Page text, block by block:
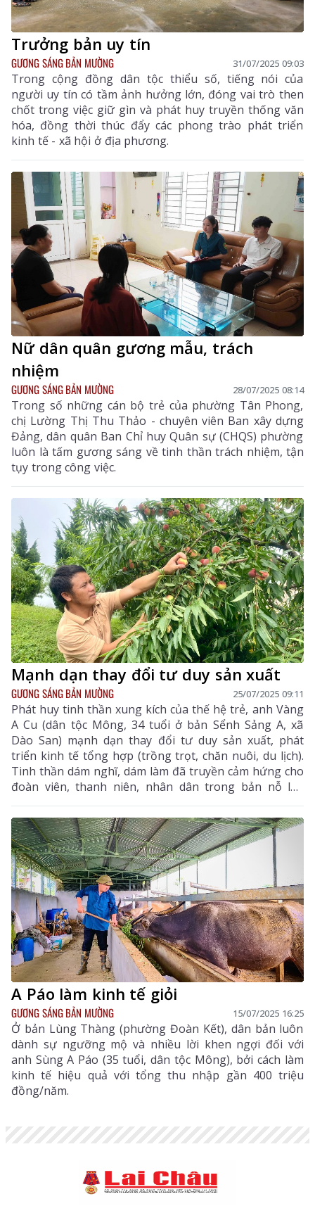
Trưởng bản uy tín
GƯƠNG SÁNG BẢN MƯỜNG 31/07/2025 09:03
Trong cộng đồng dân tộc thiểu số, tiếng nói của
người uy tín có tầm ảnh hưởng lớn, đóng vai trò then
chốt trong việc giữ gìn và phát huy truyền thống văn
hóa, đồng thời thúc đẩy các phong trào phát triển
kinh tế - xã hội ở địa phương.
Nữ dân quân gương mẫu, trách
nhiệm
GƯƠNG SÁNG BẢN MƯỜNG 28/07/2025 08:14
Trong số những cán bộ trẻ của phường Tân Phong,
chị Lường Thị Thu Thảo - chuyên viên Ban xây dựng
Đảng, dân quân Ban Chỉ huy Quân sự (CHQS) phường
luôn là tấm gương sáng về tinh thần trách nhiệm, tận
tụy trong công việc.
Mạnh dạn thay đổi tư duy sản xuất
GƯƠNG SÁNG BẢN MƯỜNG 25/07/2025 09:11
Phát huy tinh thần xung kích của thế hệ trẻ, anh Vàng
A Cu (dân tộc Mông, 34 tuổi ở bản Sểnh Sảng A, xã
Dào San) mạnh dạn thay đổi tư duy sản xuất, phát
triển kinh tế tổng hợp (trồng trọt, chăn nuôi, du lịch).
Tinh thần dám nghĩ, dám làm đã truyền cảm hứng cho
đoàn viên, thanh niên, nhân dân trong bản nỗ lực
vượt khó vươn lên.
A Páo làm kinh tế giỏi
GƯƠNG SÁNG BẢN MƯỜNG 15/07/2025 16:25
Ở bản Lùng Thàng (phường Đoàn Kết), dân bản luôn
dành sự ngưỡng mộ và nhiều lời khen ngợi đối với
anh Sùng A Páo (35 tuổi, dân tộc Mông), bởi cách làm
kinh tế hiệu quả với tổng thu nhập gần 400 triệu
đồng/năm.